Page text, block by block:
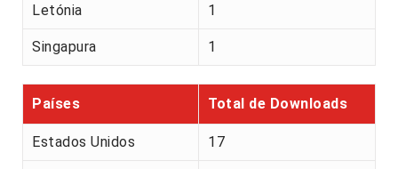
Letónia 1
Singapura 1
Países Total de Downloads
Estados Unidos 17